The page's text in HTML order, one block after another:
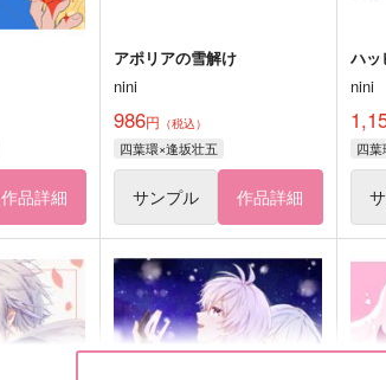
作品詳細
アポリアの雪解け
nini
986円 （税込）
四葉環×逢坂壮五
サンプル 作品詳細
ハッ
nini
四